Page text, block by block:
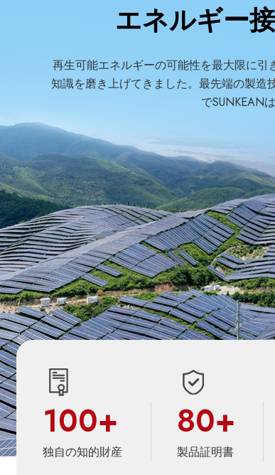
エネルギー
再生可能エネルギーの可能性を最大限に
知識を磨き上げてきました。最先端の製
でSUNKEAN
100+
独自の知的財産
80+
製品証明書